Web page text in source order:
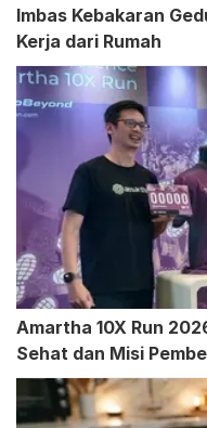
Imbas Kebakaran
Kerja dari Rumah
Amartha 10X Run
Sehat dan Misi